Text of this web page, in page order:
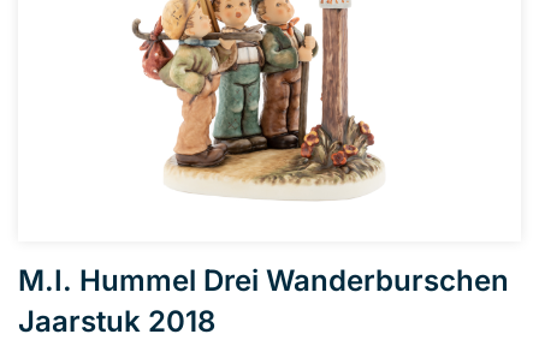
M.I. Hummel Drei Wanderburschen
Jaarstuk 2018